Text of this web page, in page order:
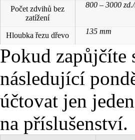
Počet zdvihů bez
zatížení
800 – 3000
Hloubka řezu dřevo 135 mm
Pokud zapůjčíte
následující
účtovat jen
na příslušenství.